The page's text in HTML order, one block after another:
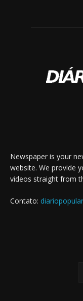
Newspaper is your
website. We provide
videos straight from
Contato: